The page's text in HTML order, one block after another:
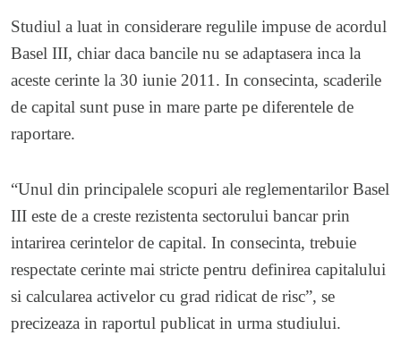
Studiul a luat in considerare regulile impuse de acordul
Basel III, chiar daca bancile nu se adaptasera inca la
aceste cerinte la 30 iunie 2011. In consecinta, scaderile
de capital sunt puse in mare parte pe diferentele de
raportare.
“Unul din principalele scopuri ale reglementarilor Basel
III este de a creste rezistenta sectorului bancar prin
intarirea cerintelor de capital. In consecinta, trebuie
respectate cerinte mai stricte pentru definirea capitalului
si calcularea activelor cu grad ridicat de risc”, se
precizeaza in raportul publicat in urma studiului.